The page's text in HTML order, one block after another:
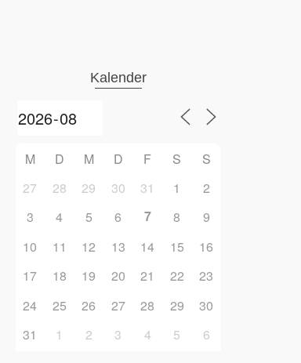
Kalender
M D M D F S
S
27
28 29 30 31 1
2
3
4 5 6 7 8
9
10
11 12 13 14 15
16
17
18 19 20 21 22
23
24
25 26 27 28 29
30
31
1 2 3 4 5 6